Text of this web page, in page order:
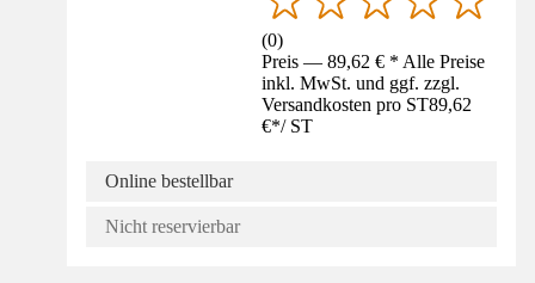
(0)
Preis — 89,62 € * Alle Preise
inkl. MwSt. und ggf. zzgl.
Versandkosten pro ST89,62
€*/ ST
Online bestellbar
Nicht reservierbar